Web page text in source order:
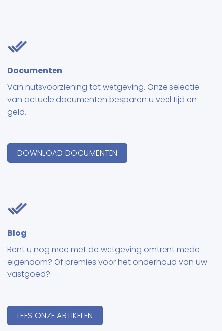
Documenten
Van nutsvoorziening tot wetgeving. Onze selectie
van actuele documenten besparen u veel tijd en
geld.
DOWNLOAD DOCUMENTEN
Blog
Bent u nog mee met de wetgeving omtrent mede-
eigendom? Of premies voor het onderhoud van uw
vastgoed?
LEES ONZE ARTIKELEN